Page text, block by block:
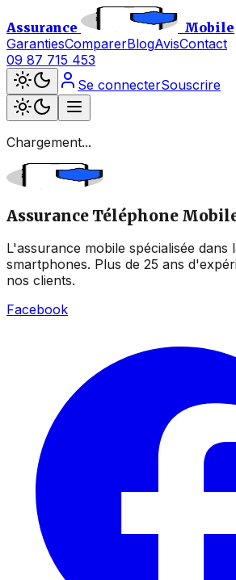
Assurance
Mobile
GarantiesComparerBlogAvisContact
09 87 715 453
Se connecterSouscrire
Chargement...
Assurance Téléphone
L'assurance mobile spécialisée dans
smartphones. Plus de 25 ans
nos clients.
Facebook